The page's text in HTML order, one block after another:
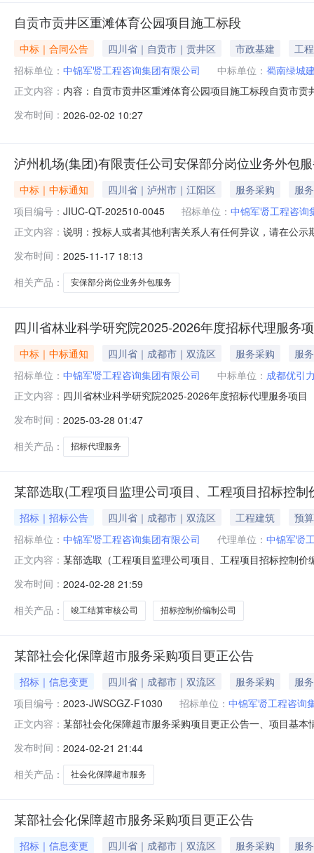
自贡市贡井区重滩体育公园项目施工标段
中标｜合同公告 四川省｜自贡市｜贡井区 市政基建
工程
招标单位： 中锦军贤工程咨询集团有限公司 中标单位： 蜀南绿城
正文内容： 内容：自贡市贡井区重滩体育公园项目施工标段自贡市
限公司四川省自贡市贡井区自贡航空产业住园创新创业
发布时间： 2026-02-02 10:27
泸州机场(集团)有限责任公司安保部分岗位业务外包
中标｜中标通知 四川省｜泸州市｜江阳区 服务采购
服务
项目编号： JIUC-QT-202510-0045 招标单位： 中锦军贤工程咨询
正文内容： 说明：投标人或者其他利害关系人有任何异议，请在公
团）有限责任公司安保部分岗位业务外包服务项目于
投标人提交的投标文件
发布时间： 2025-11-17 18:13
相关产品：
安保部分岗位业务外包服务
四川省林业科学研究院2025-2026年度招标代理服务
中标｜中标通知 四川省｜成都市｜双流区 服务采购
服务
招标单位： 中锦军贤工程咨询集团有限公司 中标单位： 成都优引
正文内容： 四川省林业科学研究院2025-2026年度招标代理服务项
招标代理有限公司96.61四川广智华荣工程项目咨询有限
发布时间： 2025-03-28 01:47
相关产品：
招标代理服务
某部选取(工程项目监理公司项目、工程项目招标控
招标｜招标公告 四川省｜成都市｜双流区 工程建筑
预
招标单位： 中锦军贤工程咨询集团有限公司 代理单位： 中锦军贤
正文内容： 某部选取（工程项目监理公司项目、工程项目招标控制
京时间）前提交响应文件。一、项目基本情况项目编号
性谈判公告采购方式：竞争性谈判预算金
发布时间： 2024-02-28 21:59
相关产品：
竣工结算审核公司 招标控制价编制公司
某部社会化保障超市服务采购项目更正公告
招标｜信息变更 四川省｜成都市｜双流区 服务采购
服务
项目编号： 2023-JWSCGZ-F1030 招标单位： 中锦军贤工程咨询
正文内容： 某部社会化保障超市服务采购项目更正公告一、项目基
法)中序号4-企业规模-3小项更正为：“3.根据投标人经营
发布时间： 2024-02-21 21:44
相关产品：
社会化保障超市服务
某部社会化保障超市服务采购项目更正公告
招标｜信息变更 四川省｜成都市｜双流区 服务采购
服务